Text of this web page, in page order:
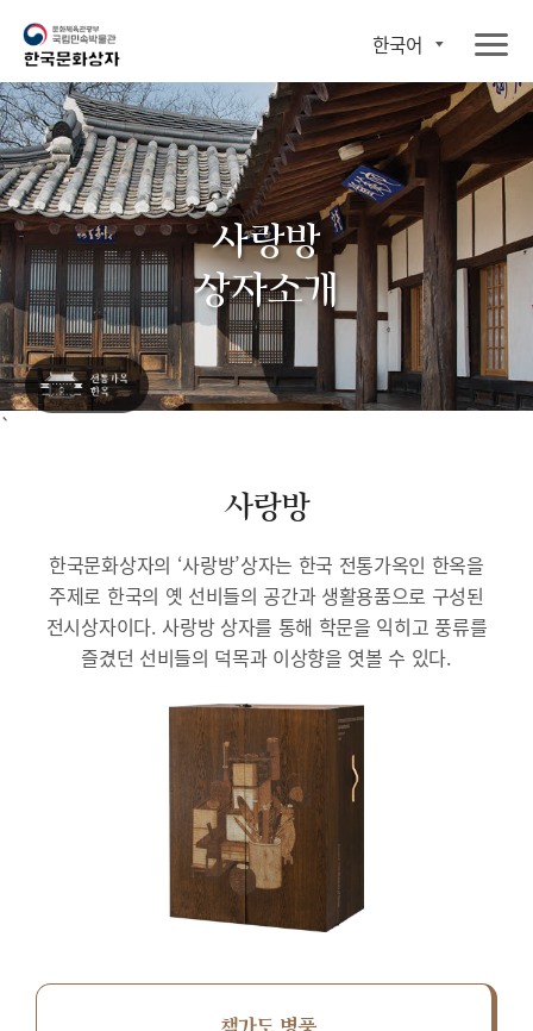
한국어
`
사랑방
상자소개
사랑방
한국문화상자의 ‘사랑방’상자는 한국 전통가옥인 한옥을
주제로 한국의 옛 선비들의 공간과 생활용품으로 구성된
전시상자이다. 사랑방 상자를 통해 학문을 익히고 풍류를
즐겼던 선비들의 덕목과 이상향을 엿볼 수 있다.